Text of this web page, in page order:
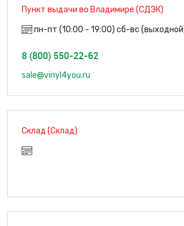
Пункт выдачи во Владимире (СДЭК)
пн-пт (10:00 - 19:00) сб-вс
8 (800) 550-22-62
sale@vinyl4you.ru
Склад (Склад)